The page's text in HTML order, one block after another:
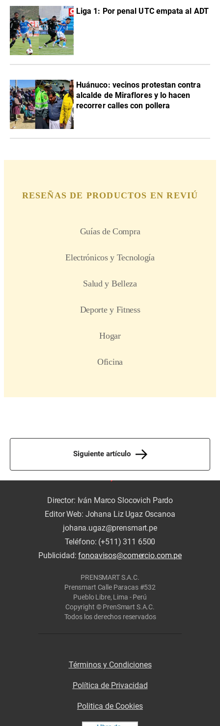
Liga 1: Por penal UTC empata al ADT
Huánuco: vecinos protestan contra
alcalde de Miraflores y lo hacen
recorrer calles con pollera
Siguiente artículo
Director: Iván Marco Slocovich Pardo
Editor Web: Johana Liz Ugaz Oscanoa
johana.ugaz@prensmart.pe
Teléfono: (+511) 311 6500
Publicidad:fonoavisos@comercio.com.pe
PRENSMART S.A.C.
Prensmart Calle Paracas #532
Pueblo Libre, Lima - Perú
Copyright © PrenSmart S.A.C.
Todos los derechos reservados
Términos y Condiciones
Política de Privacidad
Politica de Cookies